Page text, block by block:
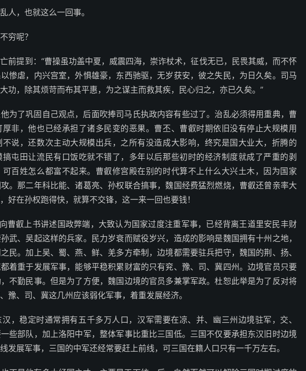
人，也就这么一回事。
穷呢？
前提到：“曹操虽功盖中夏，威震四海，崇诈杖术，征伐无已，民畏其威，而不怀
惨虐，内兴宫室，外惧雄豪，东西驰驱，无岁获安，彼之失民，为日久矣。司马
功，除其烦苛而布其平惠，为之谋主而救其疾，民心归之，亦已久矣。”
为了巩固自己观点，后面吹捧司马氏执政内容有些过了。治乱必须得用重典，曹
非，他也已经承担了诸多民变的恶果。曹丕、曹叡时期依旧没有停止大规模用
说，还数次主动大规模出兵，之所有没造成大影响，终究是国大业大，折腾的
屯田让流民有口饭吃就不错了，多年以后那些初时的经济制度就成了严重的剥
百姓怎么都富不起来。曹叡修宫殿在别的时代算不上什么大兴土木，因为国家
。那二年科比能、诸葛亮、孙权联合搞事，魏国经费猛烈燃烧，曹叡还曾亲率大
好在孙权跑得快，就算不交锋，这一来一回也要钱！
曹叡上书讲述国政弊端，大致认为国家过度注重军事，已经背离王道里安民丰财
武、吴起这样的兵家。民力岁衰而赋役岁兴，造成的影响是魏国拥有十州之地，
民。加上吴、蜀、燕、鲜、羌多方牵制，边境都需要驻兵把守，魏国的荆、扬、
着重于发展军事，能够平稳积累财富的只有兖、豫、司、冀四州。边境官员只要
不勤民事。但是为了方便，魏国边境的官员多兼掌军政。杜恕此举是为了反对将
豫、司、冀这几州应该弱化军事，着重发展经济。
，稳定时通常拥有五千多万人口，汉军需要在凉、并、幽三州边境驻军，交、
些部队，加上洛阳中军，整体军事比重比三国低。三国不仅要承担东汉旧时边境
发展军事，三国的中军还经常要赶上前线，可三国在籍人口只有一千万左右。